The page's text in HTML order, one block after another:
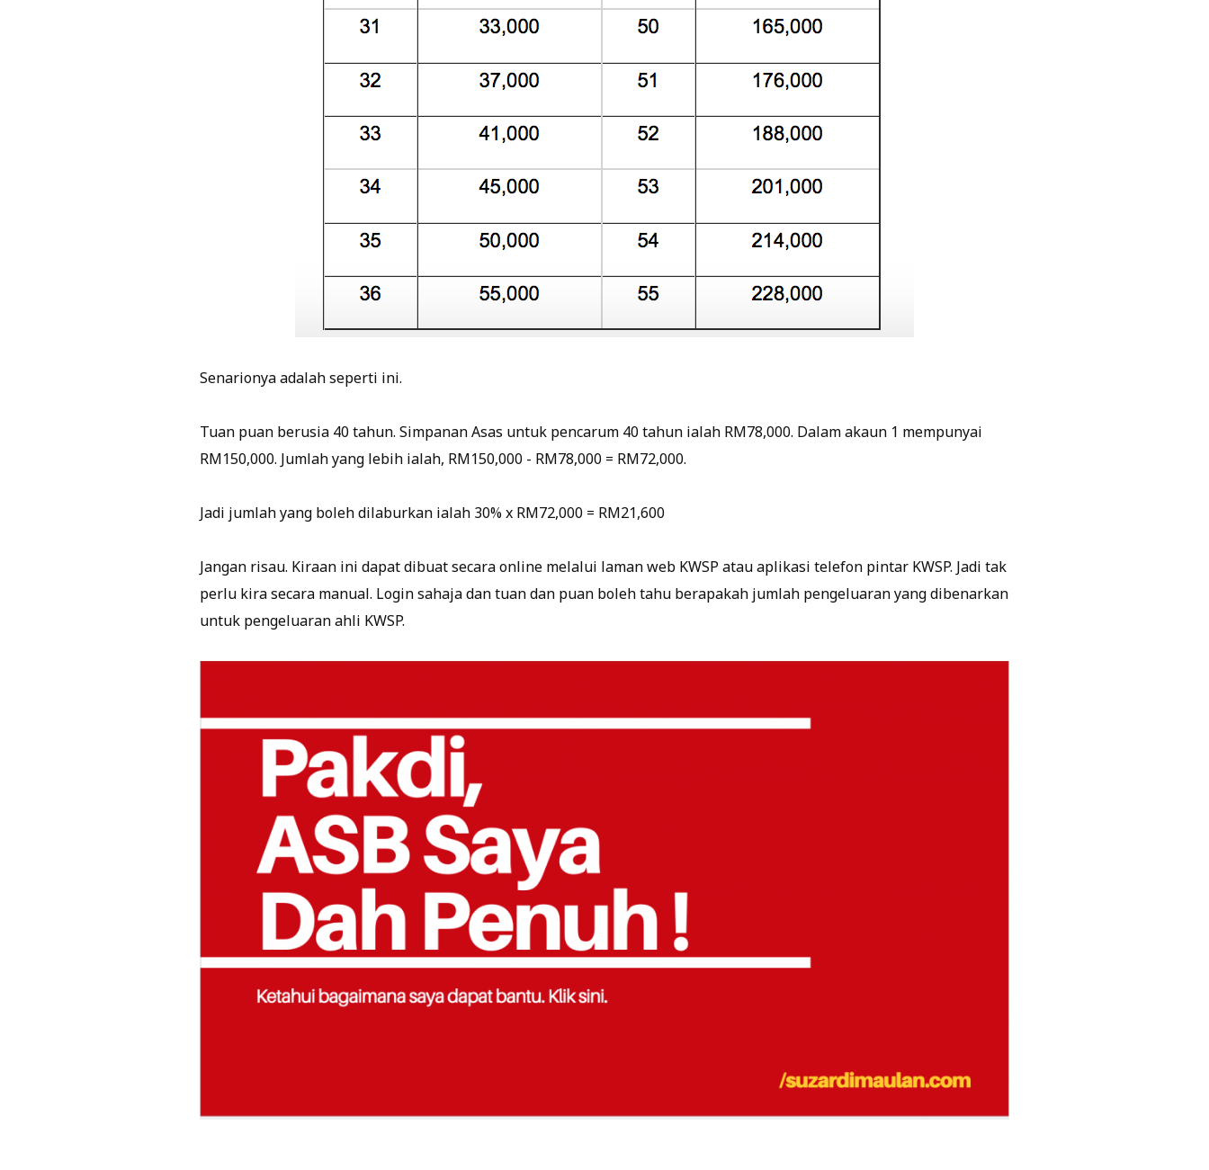
Senarionya adalah seperti ini.
Tuan puan berusia 40 tahun. Simpanan Asas untuk pencarum 40 tahun ialah RM78,000. Dalam akaun 1 mempunyai
RM150,000. Jumlah yang lebih ialah, RM150,000 - RM78,000 = RM72,000.
Jadi jumlah yang boleh dilaburkan ialah 30% x RM72,000 = RM21,600
Jangan risau. Kiraan ini dapat dibuat secara online melalui laman web KWSP atau aplikasi telefon pintar KWSP. Jadi tak
perlu kira secara manual. Login sahaja dan tuan dan puan boleh tahu berapakah jumlah pengeluaran yang dibenarkan
untuk pengeluaran ahli KWSP.